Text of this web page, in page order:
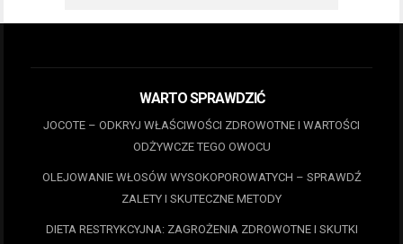
WARTO SPRAWDZIĆ
JOCOTE – ODKRYJ WŁAŚCIWOŚCI ZDROWOTNE I WARTOŚCI
ODŻYWCZE TEGO OWOCU
OLEJOWANIE WŁOSÓW WYSOKOPOROWATYCH – SPRAWDŹ
ZALETY I SKUTECZNE METODY
DIETA RESTRYKCYJNA: ZAGROŻENIA ZDROWOTNE I SKUTKI